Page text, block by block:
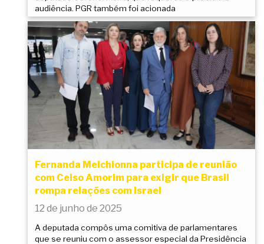
audiência. PGR também foi acionada
Fernanda Melchionna participa de reunião
com Celso Amorim para exigir que Brasil
rompa relações com Israel
12 de junho de 2025
A deputada compôs uma comitiva de parlamentares
que se reuniu com o assessor especial da Presidência